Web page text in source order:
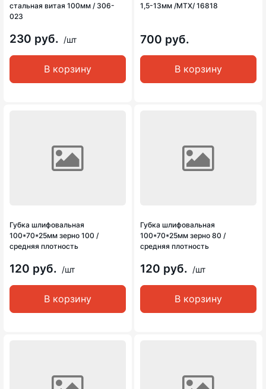
стальная витая 100мм / 306-
023
230 руб. /шт
В корзину
1,5-13мм /MTX/ 16818
700 руб.
В корзину
Губка шлифовальная
100*70*25мм зерно 100 /
средняя плотность
120 руб. /шт
В корзину
Губка шлифовальная
100*70*25мм зерно 80 /
средняя плотность
120 руб. /шт
В корзину